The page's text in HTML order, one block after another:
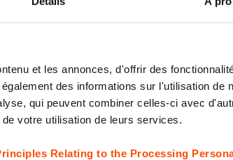
et les annonces, d'offrir des
des informations sur l'utilisation de
qui peuvent combiner celles-ci avec
votre utilisation de leurs services.
Relating to the Processing